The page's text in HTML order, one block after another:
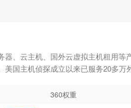
器、云主机、国外云虚拟主机租用
国主机侦探成立以来已服务20多万
360权重